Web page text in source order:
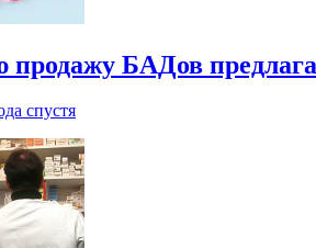
продажу БАДов
спустя